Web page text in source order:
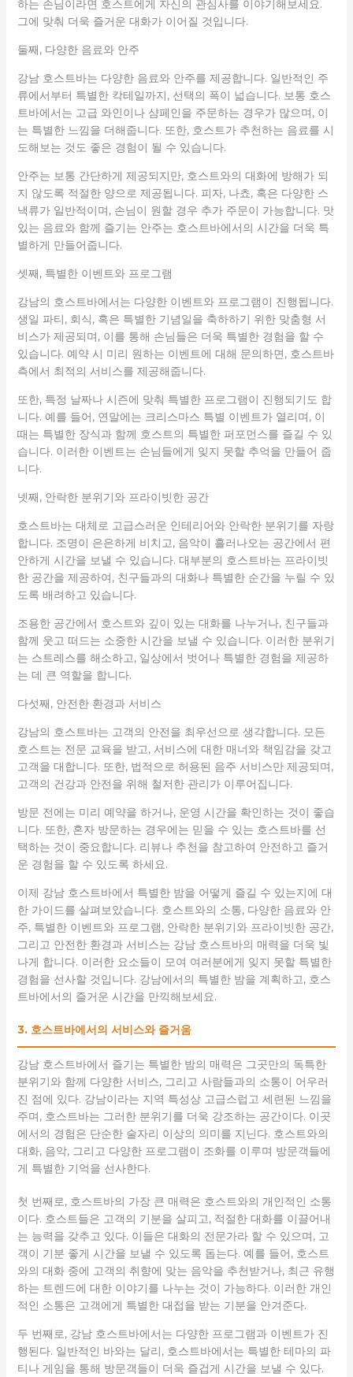
하는 손님이라면 호스트에게 자신의 관심사를 이야기해보세요.
그에 맞춰 더욱 즐거운 대화가 이어질 것입니다.
둘째, 다양한 음료와 안주
강남 호스트바는 다양한 음료와 안주를 제공합니다. 일반적인 주
류에서부터 특별한 칵테일까지, 선택의 폭이 넓습니다. 보통 호스
트바에서는 고급 와인이나 샴페인을 주문하는 경우가 많으며, 이
는 특별한 느낌을 더해줍니다. 또한, 호스트가 추천하는 음료를 시
도해보는 것도 좋은 경험이 될 수 있습니다.
안주는 보통 간단하게 제공되지만, 호스트와의 대화에 방해가 되
지 않도록 적절한 양으로 제공됩니다. 피자, 나쵸, 혹은 다양한 스
낵류가 일반적이며, 손님이 원할 경우 추가 주문이 가능합니다. 맛
있는 음료와 함께 즐기는 안주는 호스트바에서의 시간을 더욱 특
별하게 만들어줍니다.
셋째, 특별한 이벤트와 프로그램
강남의 호스트바에서는 다양한 이벤트와 프로그램이 진행됩니다.
생일 파티, 회식, 혹은 특별한 기념일을 축하하기 위한 맞춤형 서
비스가 제공되며, 이를 통해 손님들은 더욱 특별한 경험을 할 수
있습니다. 예약 시 미리 원하는 이벤트에 대해 문의하면, 호스트바
측에서 최적의 서비스를 제공해줍니다.
또한, 특정 날짜나 시즌에 맞춰 특별한 프로그램이 진행되기도 합
니다. 예를 들어, 연말에는 크리스마스 특별 이벤트가 열리며, 이
때는 특별한 장식과 함께 호스트의 특별한 퍼포먼스를 즐길 수 있
습니다. 이러한 이벤트는 손님들에게 잊지 못할 추억을 만들어 줍
니다.
넷째, 안락한 분위기와 프라이빗한 공간
호스트바는 대체로 고급스러운 인테리어와 안락한 분위기를 자랑
합니다. 조명이 은은하게 비치고, 음악이 흘러나오는 공간에서 편
안하게 시간을 보낼 수 있습니다. 대부분의 호스트바는 프라이빗
한 공간을 제공하여, 친구들과의 대화나 특별한 순간을 누릴 수 있
도록 배려하고 있습니다.
조용한 공간에서 호스트와 깊이 있는 대화를 나누거나, 친구들과
함께 웃고 떠드는 소중한 시간을 보낼 수 있습니다. 이러한 분위기
는 스트레스를 해소하고, 일상에서 벗어나 특별한 경험을 제공하
는 데 큰 역할을 합니다.
다섯째, 안전한 환경과 서비스
강남의 호스트바는 고객의 안전을 최우선으로 생각합니다. 모든
호스트는 전문 교육을 받고, 서비스에 대한 매너와 책임감을 갖고
고객을 대합니다. 또한, 법적으로 허용된 음주 서비스만 제공되며,
고객의 건강과 안전을 위해 철저한 관리가 이루어집니다.
방문 전에는 미리 예약을 하거나, 운영 시간을 확인하는 것이 좋습
니다. 또한, 혼자 방문하는 경우에는 믿을 수 있는 호스트바를 선
택하는 것이 중요합니다. 리뷰나 추천을 참고하여 안전하고 즐거
운 경험을 할 수 있도록 하세요.
이제 강남 호스트바에서 특별한 밤을 어떻게 즐길 수 있는지에 대
한 가이드를 살펴보았습니다. 호스트와의 소통, 다양한 음료와 안
주, 특별한 이벤트와 프로그램, 안락한 분위기와 프라이빗한 공간,
그리고 안전한 환경과 서비스는 강남 호스트바의 매력을 더욱 빛
나게 합니다. 이러한 요소들이 모여 여러분에게 잊지 못할 특별한
경험을 선사할 것입니다. 강남에서의 특별한 밤을 계획하고, 호스
트바에서의 즐거운 시간을 만끽해보세요.
3. 호스트바에서의 서비스와 즐거움
강남 호스트바에서 즐기는 특별한 밤의 매력은 그곳만의 독특한
분위기와 함께 다양한 서비스, 그리고 사람들과의 소통이 어우러
진 점에 있다. 강남이라는 지역 특성상 고급스럽고 세련된 느낌을
주며, 호스트바는 그러한 분위기를 더욱 강조하는 공간이다. 이곳
에서의 경험은 단순한 술자리 이상의 의미를 지닌다. 호스트와의
대화, 음악, 그리고 다양한 프로그램이 조화를 이루며 방문객들에
게 특별한 기억을 선사한다.
첫 번째로, 호스트바의 가장 큰 매력은 호스트와의 개인적인 소통
이다. 호스트들은 고객의 기분을 살피고, 적절한 대화를 이끌어내
는 능력을 갖추고 있다. 이들은 대화의 전문가라 할 수 있으며, 고
객이 기분 좋게 시간을 보낼 수 있도록 돕는다. 예를 들어, 호스트
와의 대화 중에 고객의 취향에 맞는 음악을 추천받거나, 최근 유행
하는 트렌드에 대한 이야기를 나누는 것이 가능하다. 이러한 개인
적인 소통은 고객에게 특별한 대접을 받는 기분을 안겨준다.
두 번째로, 강남 호스트바에서는 다양한 프로그램과 이벤트가 진
행된다. 일반적인 바와는 달리, 호스트바에서는 특별한 테마의 파
티나 게임을 통해 방문객들이 더욱 즐겁게 시간을 보낼 수 있다.